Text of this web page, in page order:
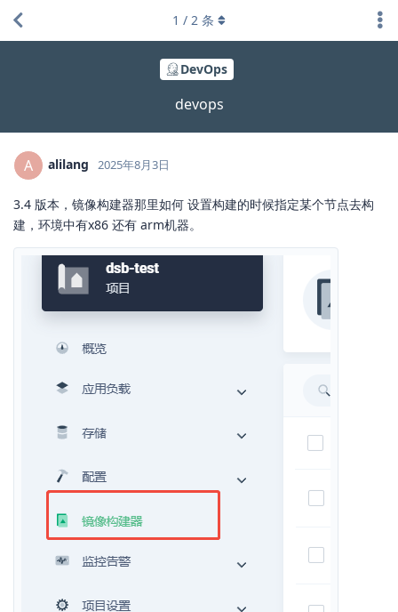
DevOps
devops
1 / 2 条
A alilang 2025年8月3日
3.4 版本，镜像构建器那里如何 设置构建的时候指定某个节点去构
建，环境中有x86 还有 arm机器。